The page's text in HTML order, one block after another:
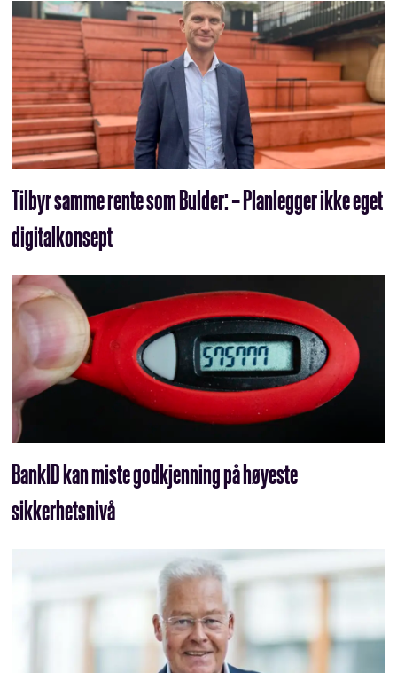
Tilbyr samme rente som Bulder: – Planlegger ikke eget
digitalkonsept
BankID kan miste godkjenning på høyeste
sikkerhetsnivå